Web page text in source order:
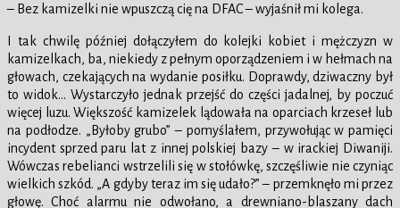
– Bez kamizelki nie wpuszczą cię na DFAC – wyjaśnił mi kolega.
I tak chwilę później dołączyłem do kolejki kobiet i mężczyzn w
kamizelkach, ba, niekiedy z pełnym oporządzeniem i w hełmach na
głowach, czekających na wydanie posiłku. Doprawdy, dziwaczny był
to widok… Wystarczyło jednak przejść do części jadalnej, by poczuć
więcej luzu. Większość kamizelek lądowała na oparciach krzeseł lub
na podłodze. „Byłoby grubo” – pomyślałem, przywołując w pamięci
incydent sprzed paru lat z innej polskiej bazy – w irackiej Diwaniji.
Wówczas rebelianci wstrzelili się w stołówkę, szczęśliwie nie czyniąc
wielkich szkód. „A gdyby teraz im się udało?” – przemknęło mi przez
głowę. Choć alarmu nie odwołano, a drewniano-blaszany dach